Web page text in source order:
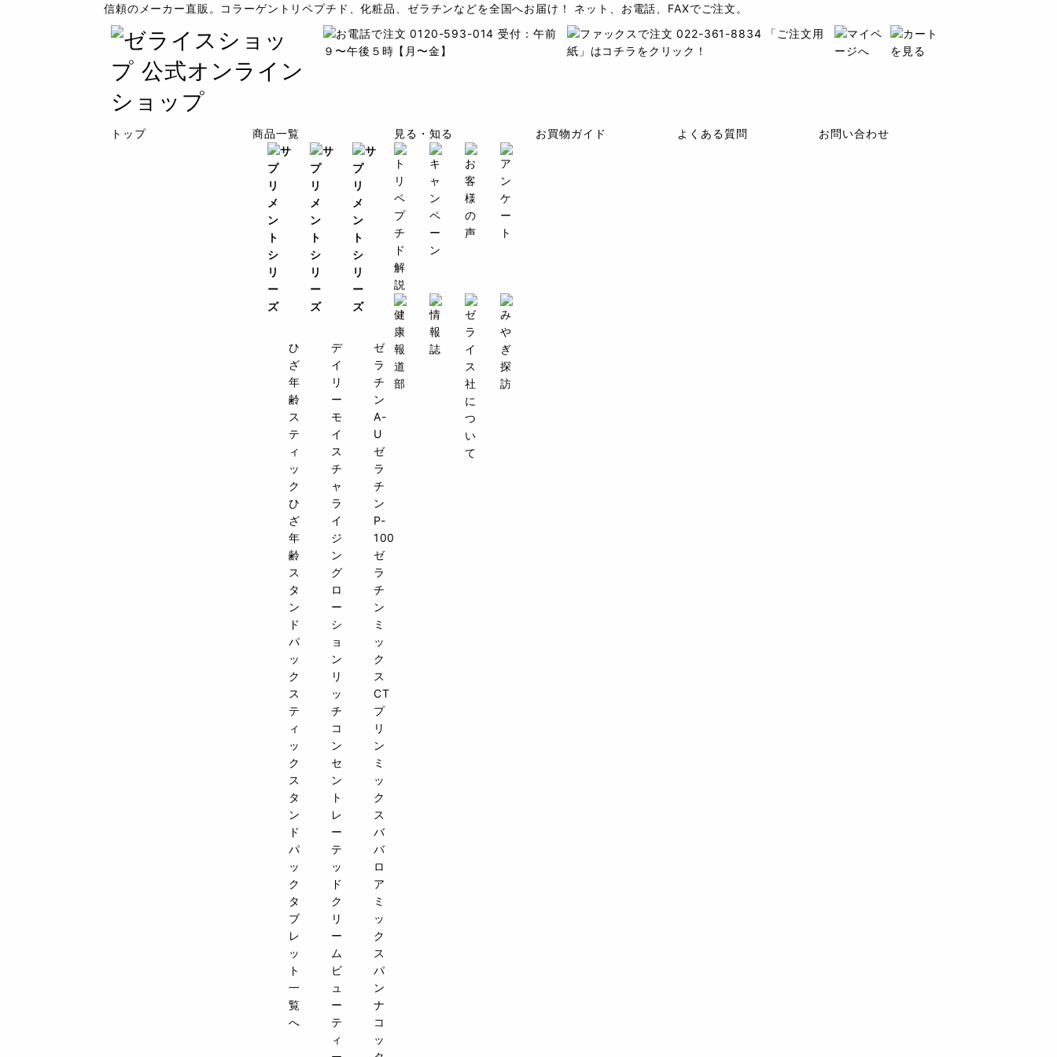
信頼のメーカー直販。コラーゲントリペプチド、化粧品、ゼラチンなどを全国へお届け！ ネット、お電話、FAXでご注文。
トップ 商品一覧
ひ
ざ
年
齢
ス
テ
ィ
ッ
ク
ひ
ざ
年
齢
ス
タ
ン
ド
パ
ッ
ク
ス
テ
ィ
ッ
ク
ス
タ
ン
ド
パ
ッ
ク
タ
ブ
レ
ッ
ト
一
覧
へ
デ
イ
リ
ー
モ
イ
ス
チ
ャ
ラ
イ
ジ
ン
グ
ロ
ー
シ
ョ
ン
リ
ッ
チ
コ
ン
セ
ン
ト
レ
ー
テ
ッ
ド
ク
リ
ー
ム
ビ
ュ
ー
テ
ィ
ゼ
ラ
チ
ン
A-
U
ゼ
ラ
チ
ン
P-
100
ゼ
ラ
チ
ン
ミ
ッ
ク
ス
CT
プ
リ
ン
ミ
ッ
ク
ス
バ
バ
ロ
ア
ミ
ッ
ク
ス
パ
ン
ナ
コ
ッ
見る・知る お買物ガイド よくある質問 お問い合わせ